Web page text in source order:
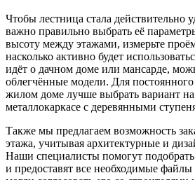
Чтобы лестница стала действительно
важно правильно выбрать её
высоту между этажами, измерьте
насколько активно будет
идёт о дачном доме или мансарде,
облегчённые модели. Для
жилом доме лучше выбрать вариант
металлокаркасе с деревянными
Также мы предлагаем возможность
этажа, учитывая архитектурные и
Наши специалисты помогут
и предоставят все необходимые